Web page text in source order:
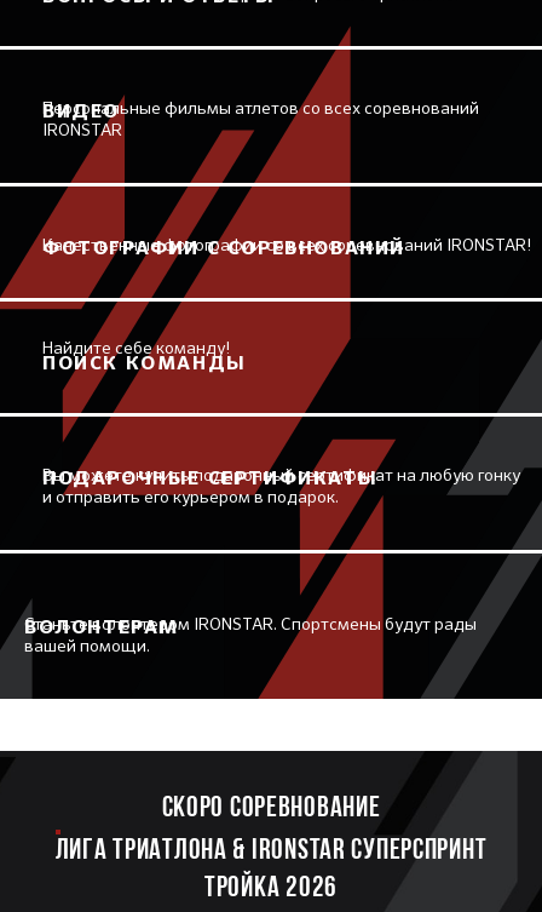
ВИДЕО
Персональные фильмы атлетов со всех соревнований
IRONSTAR
ФОТОГРАФИИ С СОРЕВНОВАНИЙ
Качественные фотографии со всех соревнований IRONSTAR!
ПОИСК КОМАНДЫ
Найдите себе команду!
ПОДАРОЧНЫЕ СЕРТИФИКАТЫ
Вы можете купить подарочный сертификат на любую гонку
и отправить его курьером в подарок.
ВОЛОНТЕРАМ
Станьте волонтером IRONSTAR. Спортсмены будут рады
вашей помощи.
Скоро соревнование
ЛИГА ТРИАТЛОНА & IRONSTAR СУПЕРСПРИНТ
ТРОЙКА 2026